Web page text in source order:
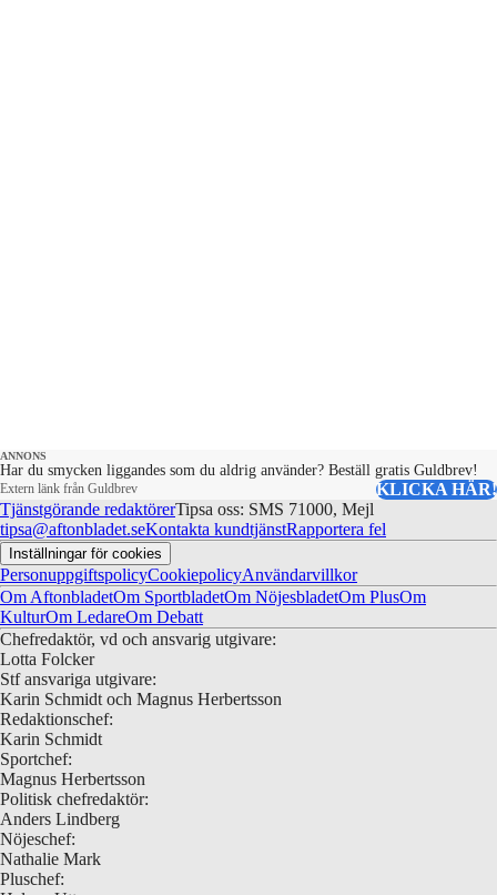
ANNONS
Har du smycken liggandes som du aldrig använder? Beställ gratis Guldbrev!
Extern länk från Guldbrev
KLICKA HÄR!
Tjänstgörande redaktörerTipsa oss: SMS 71000, Mejl
tipsa@aftonbladet.seKontakta kundtjänstRapportera fel
Inställningar för cookies
PersonuppgiftspolicyCookiepolicyAnvändarvillkor
Om AftonbladetOm SportbladetOm NöjesbladetOm PlusOm
KulturOm LedareOm Debatt
Chefredaktör, vd och ansvarig utgivare:
Lotta Folcker
Stf ansvariga utgivare:
Karin Schmidt och Magnus Herbertsson
Redaktionschef:
Karin Schmidt
Sportchef:
Magnus Herbertsson
Politisk chefredaktör:
Anders Lindberg
Nöjeschef:
Nathalie Mark
Pluschef: